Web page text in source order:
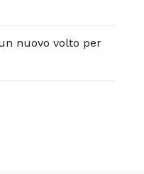
nuovo volto per